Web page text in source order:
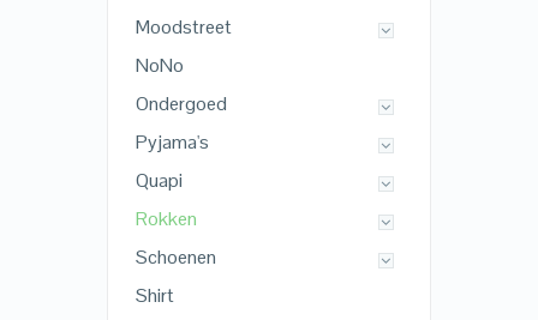
Moodstreet
NoNo
Ondergoed
Pyjama's
Quapi
Rokken
Schoenen
Shirt